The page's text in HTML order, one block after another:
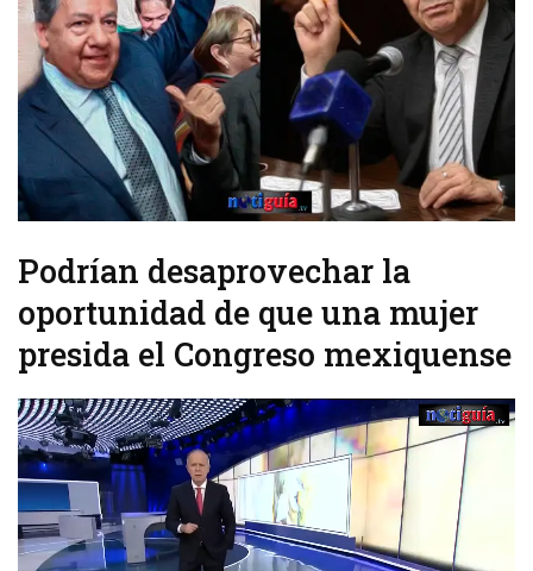
Podrían desaprovechar la
oportunidad de que una mujer
presida el Congreso mexiquense